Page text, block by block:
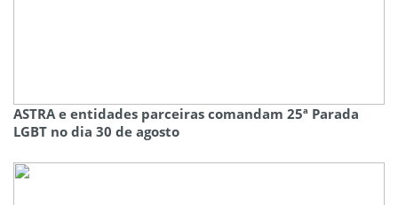
ASTRA e entidades parceiras comandam 25ª Parada
LGBT no dia 30 de agosto